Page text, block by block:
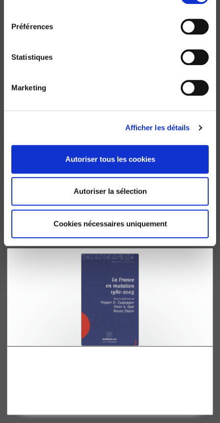
Préférences
Statistiques
Marketing
Afficher les détails
Autoriser tous les cookies
Autoriser la sélection
Cookies nécessaires uniquement
Laurie Boussaguet, Sophie Jacquot